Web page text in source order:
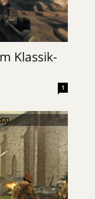
Klassik-
1